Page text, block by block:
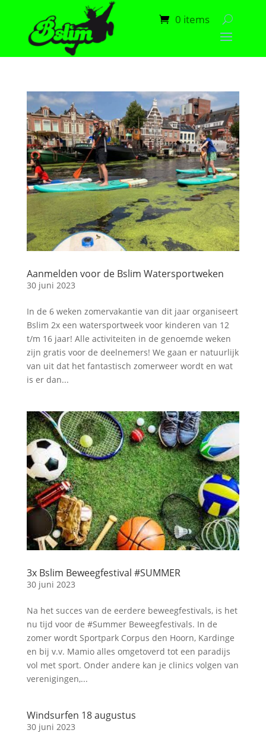
0 items
Aanmelden voor de Bslim Watersportweken
30 juni 2023
In de 6 weken zomervakantie van dit jaar organiseert
Bslim 2x een watersportweek voor kinderen van 12
t/m 16 jaar! Alle activiteiten in de genoemde weken
zijn gratis voor de deelnemers! We gaan er natuurlijk
van uit dat het fantastisch zomerweer wordt en wat
is er dan...
3x Bslim Beweegfestival #SUMMER
30 juni 2023
Na het succes van de eerdere beweegfestivals, is het
nu tijd voor de #Summer Beweegfestivals. In de
zomer wordt Sportpark Corpus den Hoorn, Kardinge
en bij v.v. Mamio alles omgetoverd tot een paradijs
vol met sport. Onder andere kan je clinics volgen van
verenigingen,...
Windsurfen 18 augustus
30 juni 2023